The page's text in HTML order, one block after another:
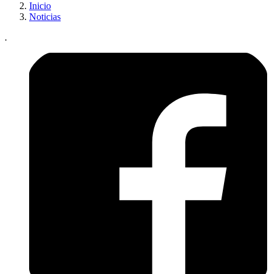
Inicio
Noticias
.